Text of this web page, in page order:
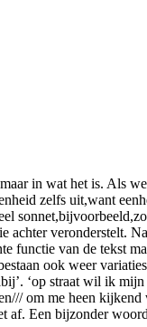
in wat het is. Als
zelfs uit,want
achter veronderstelt.
functie van de tekst
ook weer
‘op straat wil ik
om me heen
af. Een bijzonder